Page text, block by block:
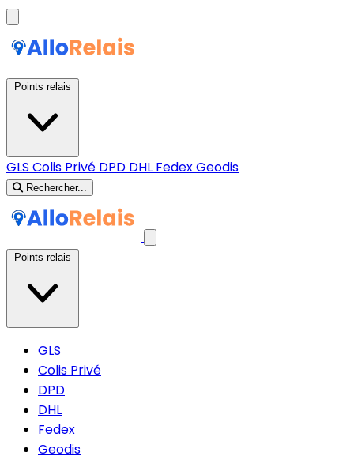
GLS Colis Privé DPD DHL FedexGeodis
Rechercher...
GLS
Colis Privé
DPD
DHL
Fedex
Geodis